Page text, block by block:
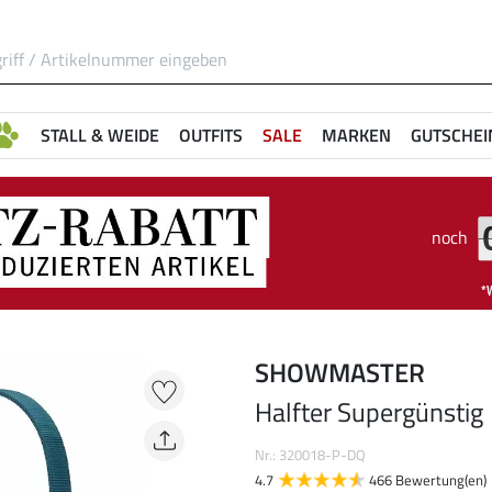
STALL & WEIDE OUTFITS SALE MARKEN
noch
SHOWMASTER
Halfter Supergünstig
Nr.: 320018-P-DQ
4.7
466 Bewertung(en)